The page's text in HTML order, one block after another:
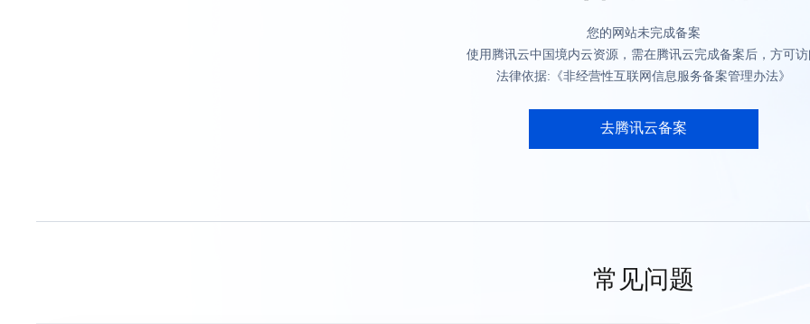
您的网站未完成备案
使用腾讯云中国境内云资源，需在腾讯云完成备案后，方可
法律依据:《非经营性互联网信息服务备案管理办法》
去腾讯云备案
常见问题